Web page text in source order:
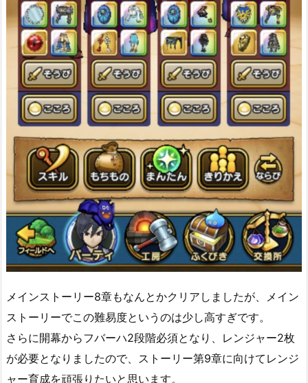
メインストーリー8章もなんとかクリアしましたが、メイン
ストーリーでこの難易度というのは少し高すぎです。
さらに開幕からフバーハ2段階必須となり、レンジャー2枚
が必要となりましたので、ストーリー第9章に向けてレンジ
ャー育成を頑張りたいと思います。